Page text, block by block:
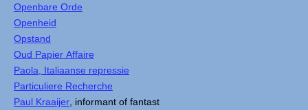
Openbare Orde
Openheid
Opstand
Oud Papier Affaire
Paola, Italiaanse repressie
Particuliere Recherche
Paul Kraaijer , informant of fantast